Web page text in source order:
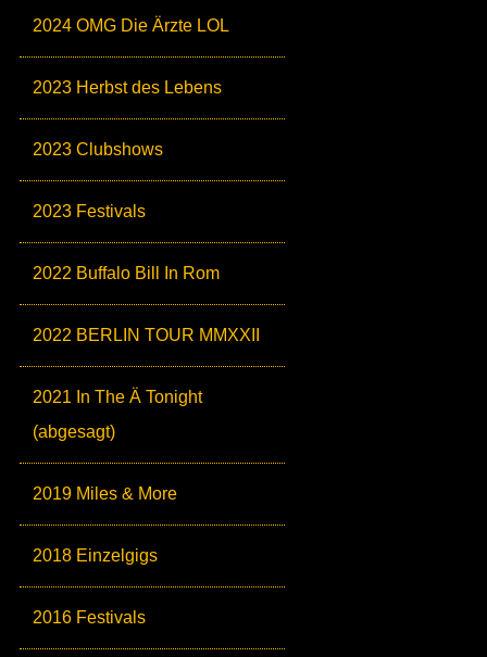
2024 OMG Die Ärzte LOL
2023 Herbst des Lebens
2023 Clubshows
2023 Festivals
2022 Buffalo Bill In Rom
2022 BERLIN TOUR MMXXII
2021 In The Ä Tonight
(abgesagt)
2019 Miles & More
2018 Einzelgigs
2016 Festivals